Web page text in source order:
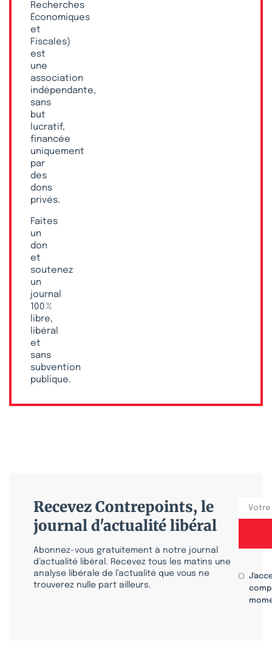
Recherches
Économiques
et
Fiscales)
est
une
association
indépendante,
sans
but
lucratif,
financée
uniquement
par
des
dons
privés.
Faites
un
don
et
soutenez
un
journal
100 %
libre,
libéral
et
sans
subvention
publique.
Recevez Contrepoints, le
journal d'actualité libéral
Abonnez-vous gratuitement à notre journal
d’actualité libéral. Recevez tous les matins une
analyse libérale de l’actualité que vous ne
trouverez nulle part ailleurs.